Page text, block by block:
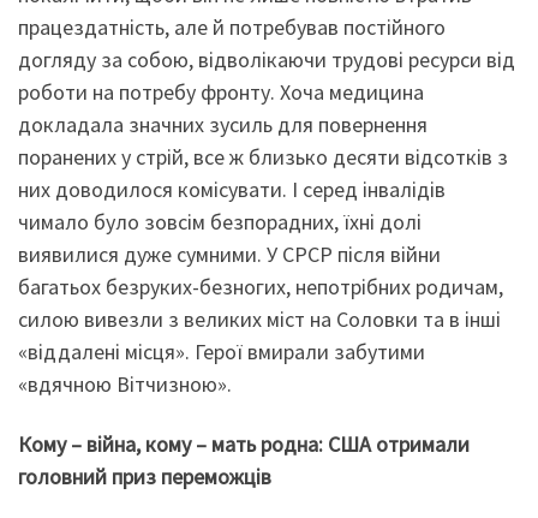
працездатність, але й потребував постійного
догляду за собою, відволікаючи трудові ресурси від
роботи на потребу фронту. Хоча медицина
докладала значних зусиль для повернення
поранених у стрій, все ж близько десяти відсотків з
них доводилося комісувати. І серед інвалідів
чимало було зовсім безпорадних, їхні долі
виявилися дуже сумними. У СРСР після війни
багатьох безруких-безногих, непотрібних родичам,
силою вивезли з великих міст на Соловки та в інші
«віддалені місця». Герої вмирали забутими
«вдячною Вітчизною».
Кому – війна, кому – мать родна: США отримали
головний приз переможців